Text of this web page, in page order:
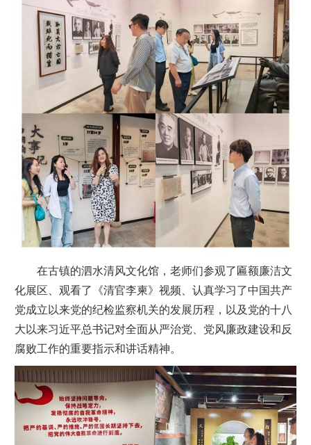
在古镇的泗水清风文化馆，老师们参观了匾额廉洁文
化展区、观看了《清官李柬》视频、认真学习了中国共产
党成立以来党的纪检监察机关的发展历程，以及党的十八
大以来习近平总书记对全面从严治党、党风廉政建设和反
腐败工作的重要指示和讲话精神。